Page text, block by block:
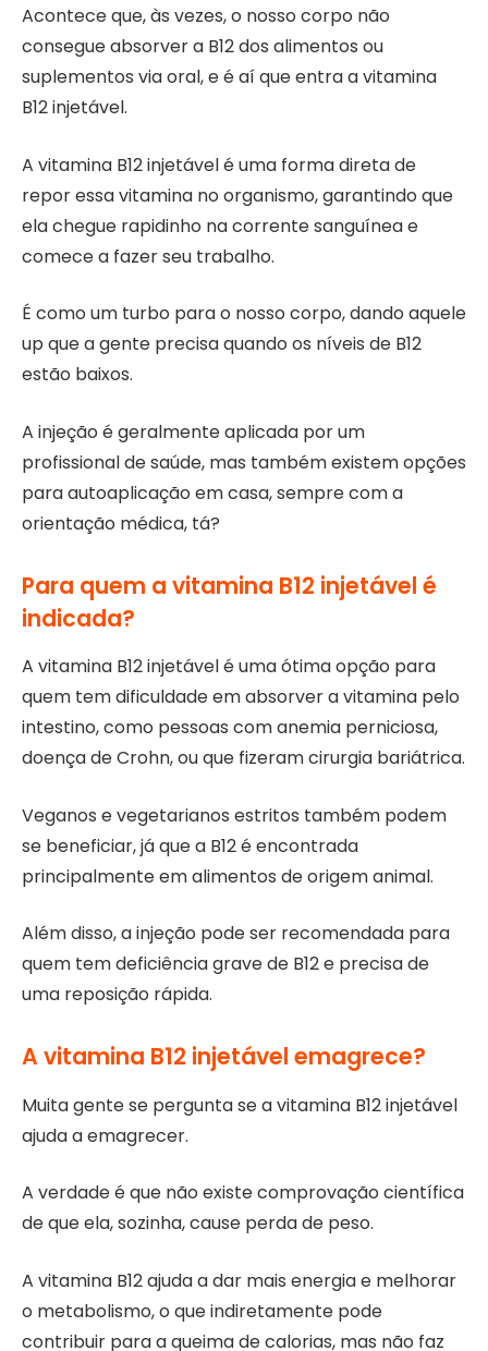
Acontece que, às vezes, o nosso corpo não
consegue absorver a B12 dos alimentos ou
suplementos via oral, e é aí que entra a vitamina
B12 injetável.
A vitamina B12 injetável é uma forma direta de
repor essa vitamina no organismo, garantindo que
ela chegue rapidinho na corrente sanguínea e
comece a fazer seu trabalho.
É como um turbo para o nosso corpo, dando aquele
up que a gente precisa quando os níveis de B12
estão baixos.
A injeção é geralmente aplicada por um
profissional de saúde, mas também existem opções
para autoaplicação em casa, sempre com a
orientação médica, tá?
Para quem a vitamina B12 injetável é
indicada?
A vitamina B12 injetável é uma ótima opção para
quem tem dificuldade em absorver a vitamina pelo
intestino, como pessoas com anemia perniciosa,
doença de Crohn, ou que fizeram cirurgia bariátrica.
Veganos e vegetarianos estritos também podem
se beneficiar, já que a B12 é encontrada
principalmente em alimentos de origem animal.
Além disso, a injeção pode ser recomendada para
quem tem deficiência grave de B12 e precisa de
uma reposição rápida.
A vitamina B12 injetável emagrece?
Muita gente se pergunta se a vitamina B12 injetável
ajuda a emagrecer.
A verdade é que não existe comprovação científica
de que ela, sozinha, cause perda de peso.
A vitamina B12 ajuda a dar mais energia e melhorar
o metabolismo, o que indiretamente pode
contribuir para a queima de calorias, mas não faz